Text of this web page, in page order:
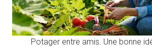
Potager entre amis. Une bonne